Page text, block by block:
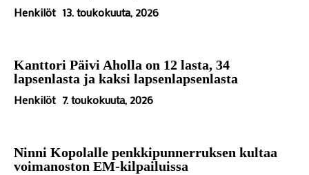
Henkilöt 13. toukokuuta, 2026
Kanttori Päivi Aholla on 12 lasta, 34
lapsenlasta ja kaksi lapsenlapsenlasta
Henkilöt 7. toukokuuta, 2026
Ninni Kopolalle penkkipunnerruksen kultaa
voimanoston EM-kilpailuissa